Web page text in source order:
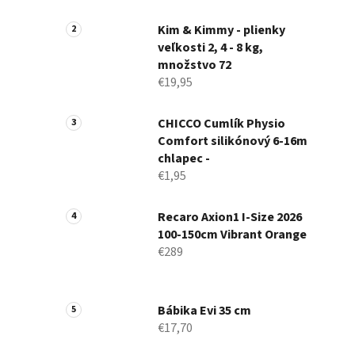
n
Kim & Kimmy - plienky
veľkosti 2, 4 - 8 kg,
množstvo 72
€19,95
CHICCO Cumlík Physio
Comfort silikónový 6-16m
chlapec -
€1,95
Recaro Axion1 I-Size 2026
100-150cm Vibrant Orange
€289
Bábika Evi 35 cm
€17,70